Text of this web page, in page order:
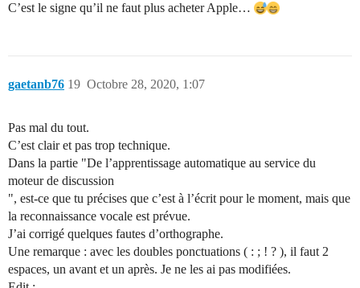
C’est le signe qu’il ne faut plus acheter Apple…
gaetanb76 Octobre 28, 2020, 1:07
19
Pas mal du tout.
C’est clair et pas trop technique.
Dans la partie "De l’apprentissage automatique au service du
moteur de discussion
", est-ce que tu précises que c’est à l’écrit pour le moment, mais que
la reconnaissance vocale est prévue.
J’ai corrigé quelques fautes d’orthographe.
Une remarque : avec les doubles ponctuations ( : ; ! ? ), il faut 2
espaces, un avant et un après. Je ne les ai pas modifiées.